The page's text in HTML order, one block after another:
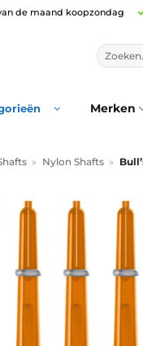
de maand koopzondag
Zoeken
naar:
Merken
» Nylon Shafts »